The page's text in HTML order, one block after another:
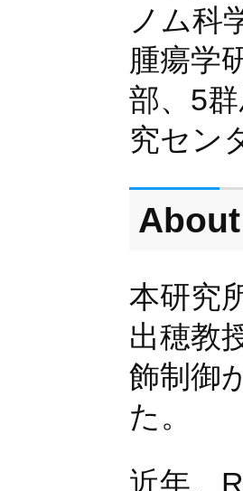
ノム科
腫瘍学
部、5
究セン
About
本研究
出穂教
飾制御
た。
近年、